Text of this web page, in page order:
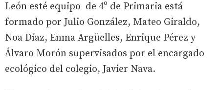
León esté equipo de 4º de Primaria está
formado por Julio González, Mateo Giraldo,
Noa Díaz, Enma Argüelles, Enrique Pérez y
Álvaro Morón supervisados por el encargado
ecológico del colegio, Javier Nava.